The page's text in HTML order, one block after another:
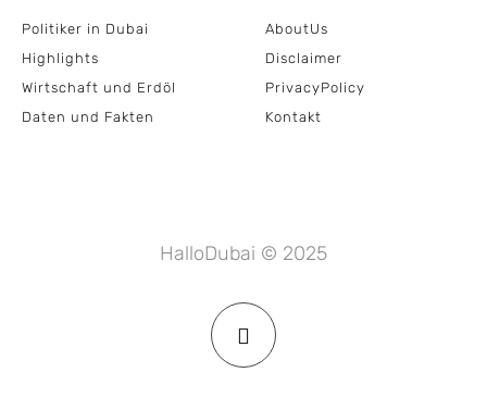
Politiker in Dubai
Highlights
Wirtschaft und Erdöl
Daten und Fakten
AboutUs
Disclaimer
PrivacyPolicy
Kontakt
HalloDubai © 2025